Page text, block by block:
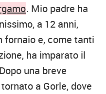
. Mio padre ha
a 12 anni,
fornaio e, come tanti
ha imparato il
una breve
a Gorle, dove